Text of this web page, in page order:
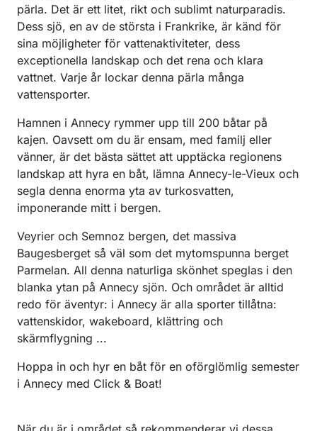
pärla. Det är ett litet, rikt och sublimt naturparadis.
Dess sjö, en av de största i Frankrike, är känd för
sina möjligheter för vattenaktiviteter, dess
exceptionella landskap och det rena och klara
vattnet. Varje år lockar denna pärla många
vattensporter.
Hamnen i Annecy rymmer upp till 200 båtar på
kajen. Oavsett om du är ensam, med familj eller
vänner, är det bästa sättet att upptäcka regionens
landskap att hyra en båt, lämna Annecy-le-Vieux och
segla denna enorma yta av turkosvatten,
imponerande mitt i bergen.
Veyrier och Semnoz bergen, det massiva
Baugesberget så väl som det mytomspunna berget
Parmelan. All denna naturliga skönhet speglas i den
blanka ytan på Annecy sjön. Och området är alltid
redo för äventyr: i Annecy är alla sporter tillåtna:
vattenskidor, wakeboard, klättring och
skärmflygning ...
Hoppa in och hyr en båt för en oförglömlig semester
i Annecy med Click & Boat!